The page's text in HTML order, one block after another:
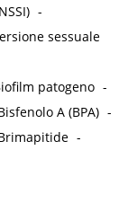
-
sessuale
patogeno -
A (BPA) -
-